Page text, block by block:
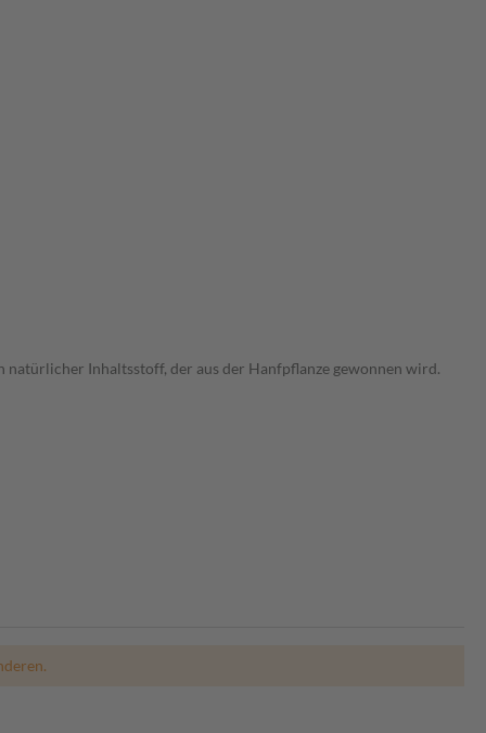
Inhaltsstoff, der aus der Hanfpflanze gewonnen wird.